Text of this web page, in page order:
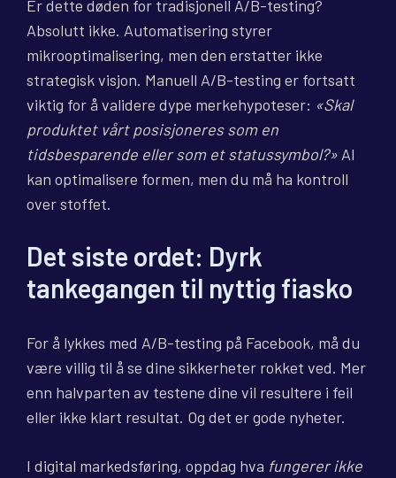
Er dette døden for tradisjonell A/B-testing?
Absolutt ikke. Automatisering styrer
mikrooptimalisering, men den erstatter ikke
strategisk visjon. Manuell A/B-testing er fortsatt
viktig for å validere dype merkehypoteser: «Skal
produktet vårt posisjoneres som en
tidsbesparende eller som et statussymbol?» AI
kan optimalisere formen, men du må ha kontroll
over stoffet.
Det siste ordet: Dyrk
tankegangen til nyttig fiasko
For å lykkes med A/B-testing på Facebook, må du
være villig til å se dine sikkerheter rokket ved. Mer
enn halvparten av testene dine vil resultere i feil
eller ikke klart resultat. Og det er gode nyheter.
I digital markedsføring, oppdag hva fungerer ikke